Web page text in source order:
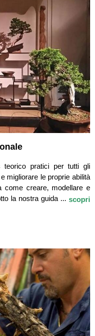
teorico pratici per tutti gli
migliorare le proprie abilità
come creare, modellare e
la nostra guida ... scopri